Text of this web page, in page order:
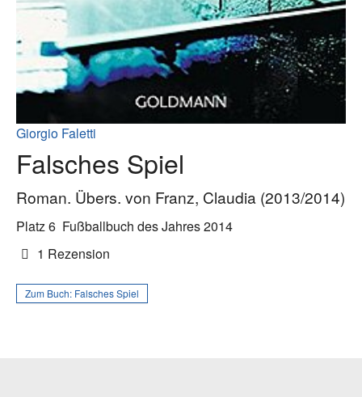
Giorgio Faletti
Falsches Spiel
Roman. Übers. von Franz, Claudia (2013/2014)
Platz 6 Fußballbuch des Jahres 2014
1 Rezension
Zum Buch: Falsches Spiel